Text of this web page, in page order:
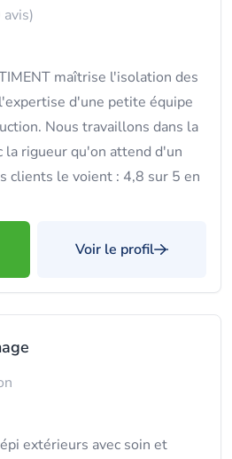
maîtrise l'isolation des
d'une petite équipe
Nous travaillons dans la
la rigueur qu'on attend d'un
clients le voient : 4,8 sur 5 en
Voir le profil
extérieurs avec soin et